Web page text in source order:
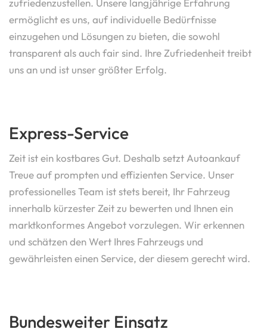
zufriedenzustellen. Unsere langjährige Erfahrung
ermöglicht es uns, auf individuelle Bedürfnisse
einzugehen und Lösungen zu bieten, die sowohl
transparent als auch fair sind. Ihre Zufriedenheit treibt
uns an und ist unser größter Erfolg.
Express-Service
Zeit ist ein kostbares Gut. Deshalb setzt Autoankauf
Treue auf prompten und effizienten Service. Unser
professionelles Team ist stets bereit, Ihr Fahrzeug
innerhalb kürzester Zeit zu bewerten und Ihnen ein
marktkonformes Angebot vorzulegen. Wir erkennen
und schätzen den Wert Ihres Fahrzeugs und
gewährleisten einen Service, der diesem gerecht wird.
Bundesweiter Einsatz